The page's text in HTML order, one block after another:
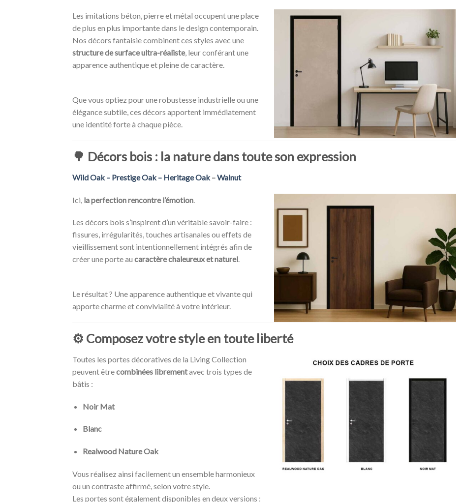
Les imitations béton, pierre et métal occupent une place
de plus en plus importante dans le design contemporain.
Nos décors fantaisie combinent ces styles avec une
structure de surface ultra-réaliste, leur conférant une
apparence authentique et pleine de caractère.
Que vous optiez pour une robustesse industrielle ou une
élégance subtile, ces décors apportent immédiatement
une identité forte à chaque pièce.
🌳 Décors bois : la nature dans toute son expression
Wild Oak – Prestige Oak – Heritage Oak–Walnut
Ici, la perfection rencontre l’émotion
Les décors bois s’inspirent d’un véritable savoir-faire :
fissures, irrégularités, touches artisanales ou effets de
vieillissement sont intentionnellement intégrés afin de
créer une porte au caractère chaleureux et naturel.
Le résultat ? Une apparence authentique et vivante qui
apporte charme et convivialité à votre intérieur.
⚙️ Composez votre style en toute liberté
Toutes les portes décoratives de la Living Collection
peuvent êtrecombinées librementavec trois types de
bâtis :
Noir Mat
Blanc
Realwood Nature Oak
Vous réalisez ainsi facilement un ensemble harmonieux
ou un contraste affirmé, selon votre style.
Les portes sont également disponibles en deux versions :